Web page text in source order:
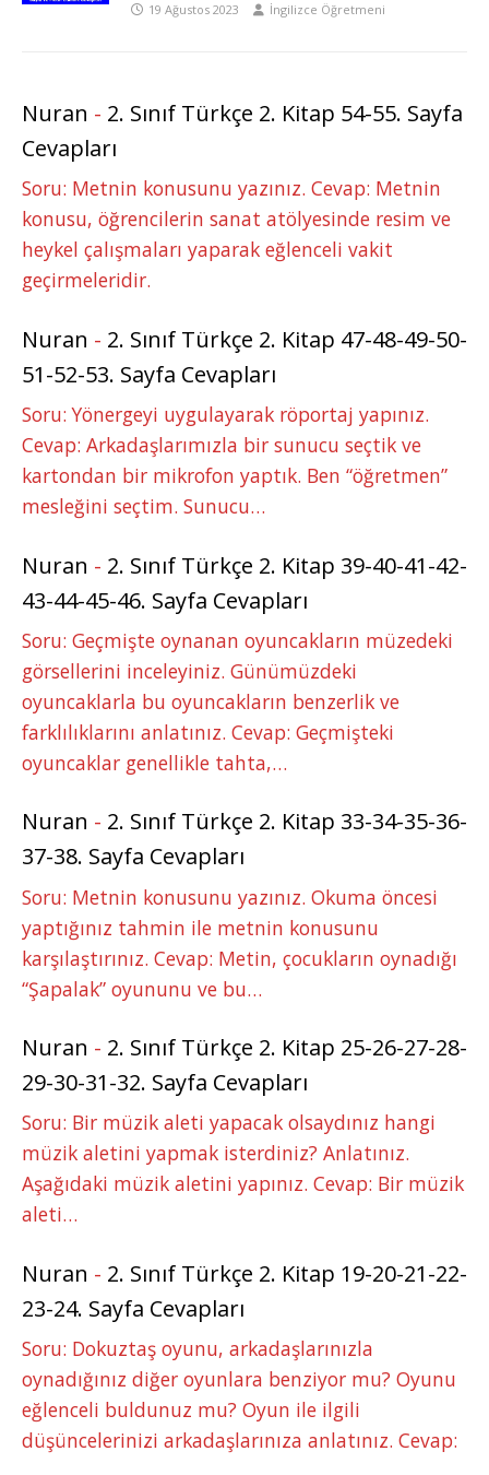
19 Ağustos 2023 İngilizce Öğretmeni
Nuran - 2. Sınıf Türkçe 2. Kitap 54-55. Sayfa
Cevapları
Soru: Metnin konusunu yazınız. Cevap: Metnin
konusu, öğrencilerin sanat atölyesinde resim ve
heykel çalışmaları yaparak eğlenceli vakit
geçirmeleridir.
Nuran - 2. Sınıf Türkçe 2. Kitap 47-48-49-50-
51-52-53. Sayfa Cevapları
Soru: Yönergeyi uygulayarak röportaj yapınız.
Cevap: Arkadaşlarımızla bir sunucu seçtik ve
kartondan bir mikrofon yaptık. Ben “öğretmen”
mesleğini seçtim. Sunucu…
Nuran - 2. Sınıf Türkçe 2. Kitap 39-40-41-42-
43-44-45-46. Sayfa Cevapları
Soru: Geçmişte oynanan oyuncakların müzedeki
görsellerini inceleyiniz. Günümüzdeki
oyuncaklarla bu oyuncakların benzerlik ve
farklılıklarını anlatınız. Cevap: Geçmişteki
oyuncaklar genellikle tahta,…
Nuran - 2. Sınıf Türkçe 2. Kitap 33-34-35-36-
37-38. Sayfa Cevapları
Soru: Metnin konusunu yazınız. Okuma öncesi
yaptığınız tahmin ile metnin konusunu
karşılaştırınız. Cevap: Metin, çocukların oynadığı
“Şapalak” oyununu ve bu…
Nuran - 2. Sınıf Türkçe 2. Kitap 25-26-27-28-
29-30-31-32. Sayfa Cevapları
Soru: Bir müzik aleti yapacak olsaydınız hangi
müzik aletini yapmak isterdiniz? Anlatınız.
Aşağıdaki müzik aletini yapınız. Cevap: Bir müzik
aleti…
Nuran - 2. Sınıf Türkçe 2. Kitap 19-20-21-22-
23-24. Sayfa Cevapları
Soru: Dokuztaş oyunu, arkadaşlarınızla
oynadığınız diğer oyunlara benziyor mu? Oyunu
eğlenceli buldunuz mu? Oyun ile ilgili
düşüncelerinizi arkadaşlarınıza anlatınız. Cevap: